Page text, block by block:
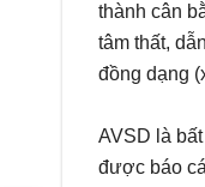
thành cân
tâm thất,
đồng dạng
AVSD là
được báo